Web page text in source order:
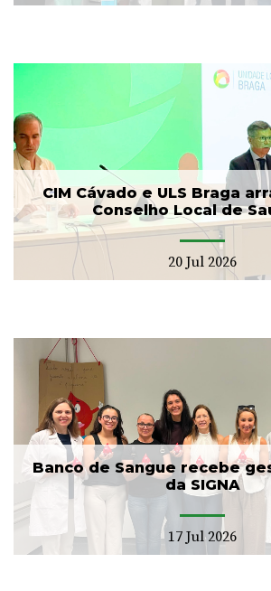
CIM Cávado e ULS Braga
Conselho Local de
20 Jul 2026
Banco de Sangue recebe
da SIGNA
17 Jul 2026